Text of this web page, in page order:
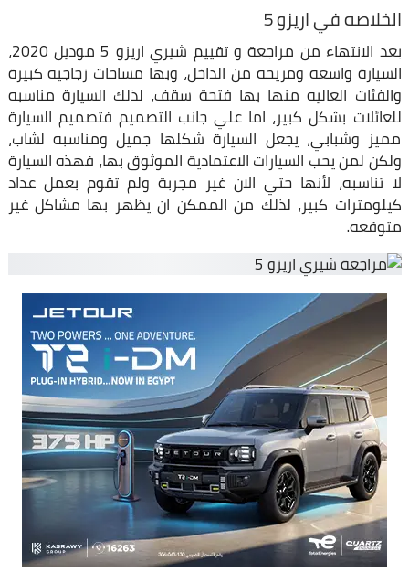
الخلاصه في اريزو 5
بعد الانتهاء من مراجعة و تقييم شيري اريزو 5 موديل 2020،
السيارة واسعه ومريحه من الداخل، وبها مساحات زجاجيه كبيرة
والفئات العاليه منها بها فتحة سقف، لذلك السيارة مناسبه
للعائلات بشكل كبير، اما علي جانب التصميم فتصميم السيارة
مميز وشبابي، يجعل السيارة شكلها جميل ومناسبه لشاب،
ولكن لمن يحب السيارات الاعتمادية الموثوق بها، فهذه السيارة
لا تناسبه، لأنها حتي الان غير مجربة ولم تقوم بعمل عداد
كيلومترات كبير، لذلك من الممكن ان يظهر بها مشاكل غير
متوقعه.